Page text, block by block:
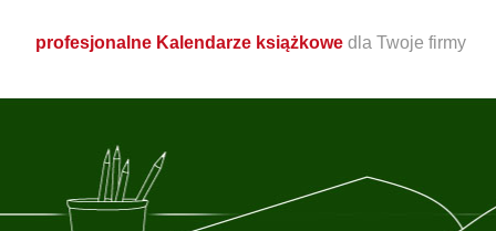
profesjonalne Kalendarze książkowedla Twoje firmy